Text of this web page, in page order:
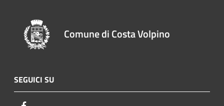
Comune di Costa Volpino
SEGUICI SU